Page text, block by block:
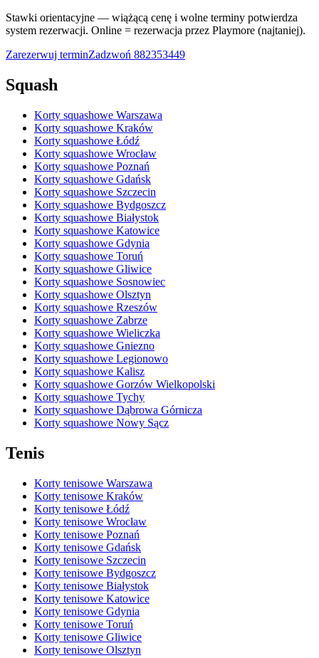
Stawki orientacyjne — wiążącą cenę i wolne terminy potwierdza
system rezerwacji. Online = rezerwacja przez Playmore (najtaniej).
Zarezerwuj terminZadzwoń 882353449
Squash
Korty squashowe Warszawa
Korty squashowe Kraków
Korty squashowe Łódź
Korty squashowe Wrocław
Korty squashowe Poznań
Korty squashowe Gdańsk
Korty squashowe Szczecin
Korty squashowe Bydgoszcz
Korty squashowe Białystok
Korty squashowe Katowice
Korty squashowe Gdynia
Korty squashowe Toruń
Korty squashowe Gliwice
Korty squashowe Sosnowiec
Korty squashowe Olsztyn
Korty squashowe Rzeszów
Korty squashowe Zabrze
Korty squashowe Wieliczka
Korty squashowe Gniezno
Korty squashowe Legionowo
Korty squashowe Kalisz
Korty squashowe Gorzów Wielkopolski
Korty squashowe Tychy
Korty squashowe Dąbrowa Górnicza
Korty squashowe Nowy Sącz
Tenis
Korty tenisowe Warszawa
Korty tenisowe Kraków
Korty tenisowe Łódź
Korty tenisowe Wrocław
Korty tenisowe Poznań
Korty tenisowe Gdańsk
Korty tenisowe Szczecin
Korty tenisowe Bydgoszcz
Korty tenisowe Białystok
Korty tenisowe Katowice
Korty tenisowe Gdynia
Korty tenisowe Toruń
Korty tenisowe Gliwice
Korty tenisowe Olsztyn